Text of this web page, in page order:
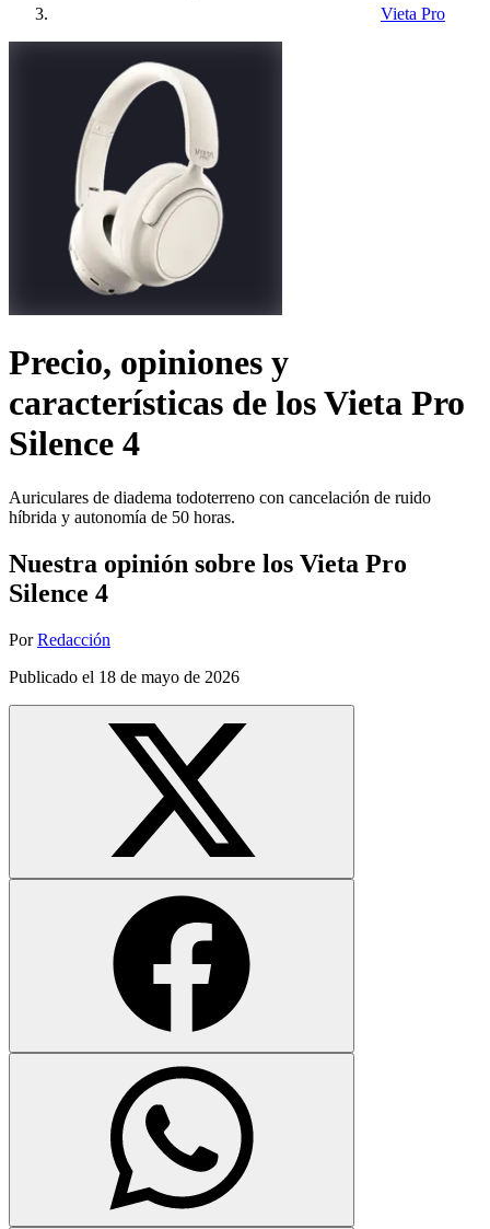
Vieta Pro
Precio, opiniones y
características de losVieta Pro
Silence 4
Auriculares de diadema todoterreno con cancelación de ruido
híbrida y autonomía de 50 horas.
Nuestra opinión sobre los Vieta Pro
Silence 4
Por Redacción
Publicado el 18 de mayo de 2026